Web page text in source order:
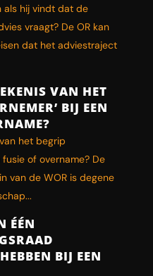
als hij vindt dat de
vraagt? De OR kan
dat het adviestraject
VAN HET
BIJ EEN
het begrip
fusie of overname? De
van de WOR is degene
ÉÉN
BIJ EEN